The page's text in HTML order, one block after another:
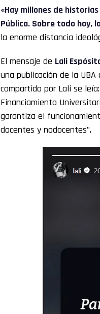
«Hay millones de
Pública. Sobre todo hoy,
la enorme distancia
El mensaje de Lali
una publicación de la
compartido por Lali se
Financiamiento
garantiza el
docentes y nodocentes”.